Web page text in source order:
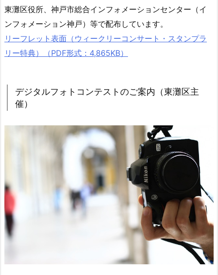
東灘区役所、神戸市総合インフォメーションセンター（イ
ンフォメーション神戸）等で配布しています。
リーフレット表面（ウィークリーコンサート・スタンプラ
リー特典）（PDF形式：4,865KB）
デジタルフォトコンテストのご案内（東灘区主
催）